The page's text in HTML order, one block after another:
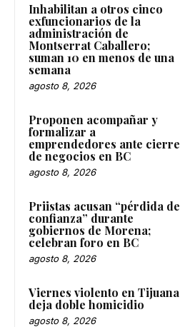
Inhabilitan a otros cinco
exfuncionarios de la
administración de
Montserrat Caballero;
suman 10 en menos de una
semana
agosto 8, 2026
Proponen acompañar y
formalizar a
emprendedores ante cierre
de negocios en BC
agosto 8, 2026
Priistas acusan “pérdida de
confianza” durante
gobiernos de Morena;
celebran foro en BC
agosto 8, 2026
Viernes violento en Tijuana
deja doble homicidio
agosto 8, 2026